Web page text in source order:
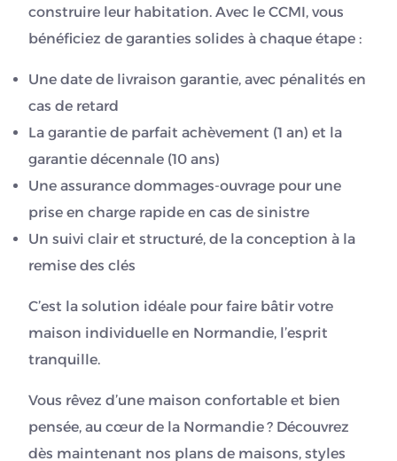
construire leur habitation. Avec le CCMI, vous
bénéficiez de garanties solides à chaque étape :
Une date de livraison garantie, avec pénalités en
cas de retard
La garantie de parfait achèvement (1 an) et la
garantie décennale (10 ans)
Une assurance dommages-ouvrage pour une
prise en charge rapide en cas de sinistre
Un suivi clair et structuré, de la conception à la
remise des clés
C’est la solution idéale pour faire bâtir votre
maison individuelle en Normandie, l’esprit
tranquille.
Vous rêvez d’une maison confortable et bien
pensée, au cœur de la Normandie ? Découvrez
dès maintenant nos plans de maisons, styles